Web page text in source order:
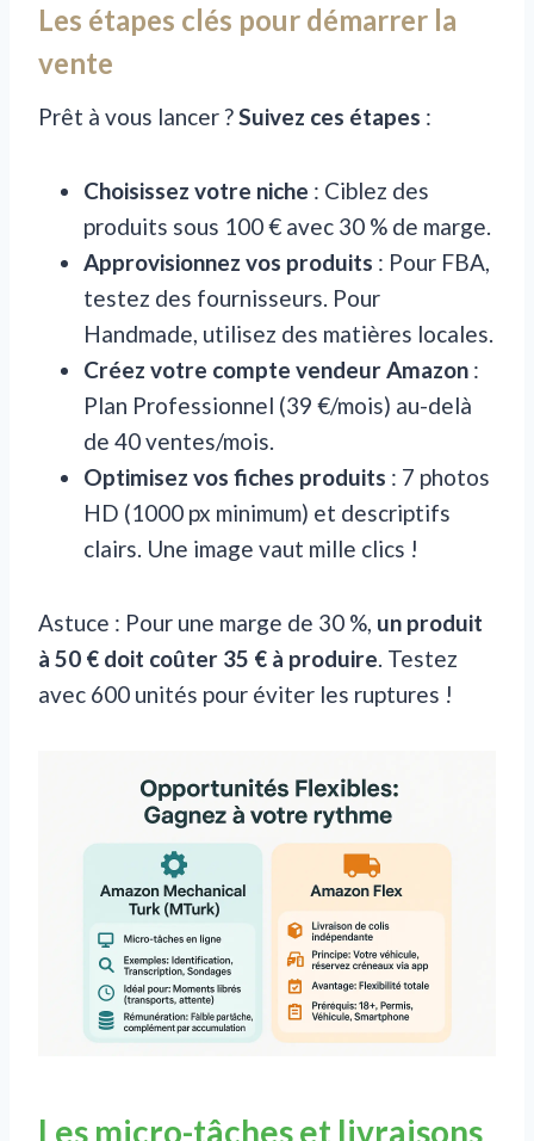
Les étapes clés pour démarrer la
vente
Prêt à vous lancer ?Suivez ces étapes :
Choisissez votre niche : Ciblez des
produits sous 100 € avec 30 % de marge.
Approvisionnez vos produits : Pour FBA,
testez des fournisseurs. Pour
Handmade, utilisez des matières locales.
Créez votre compte vendeur Amazon :
Plan Professionnel (39 €/mois) au-delà
de 40 ventes/mois.
Optimisez vos fiches produits : 7 photos
HD (1000 px minimum) et descriptifs
clairs. Une image vaut mille clics !
Astuce : Pour une marge de 30 %, un produit
à 50 € doit coûter 35 € à produire. Testez
avec 600 unités pour éviter les ruptures !
Les micro-tâches et livraisons